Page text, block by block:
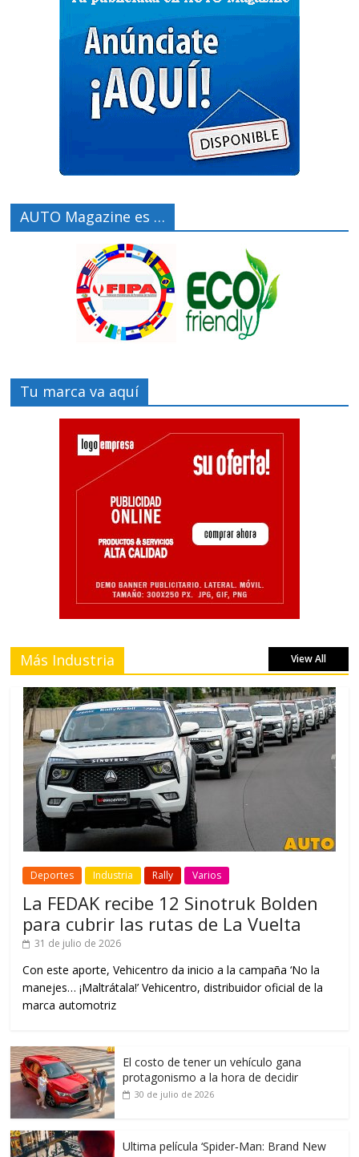
AUTO Magazine es …
Tu marca va aquí
Más Industria View All
Deportes Industria Rally Varios
La FEDAK recibe 12 Sinotruk Bolden
para cubrir las rutas de La Vuelta
31 de julio de 2026
Con este aporte, Vehicentro da inicio a la campaña ‘No la
manejes… ¡Maltrátala!’ Vehicentro, distribuidor oficial de la
marca automotriz
El costo de tener un vehículo gana
protagonismo a la hora de decidir
30 de julio de 2026
Ultima película ‘Spider‑Man: Brand New